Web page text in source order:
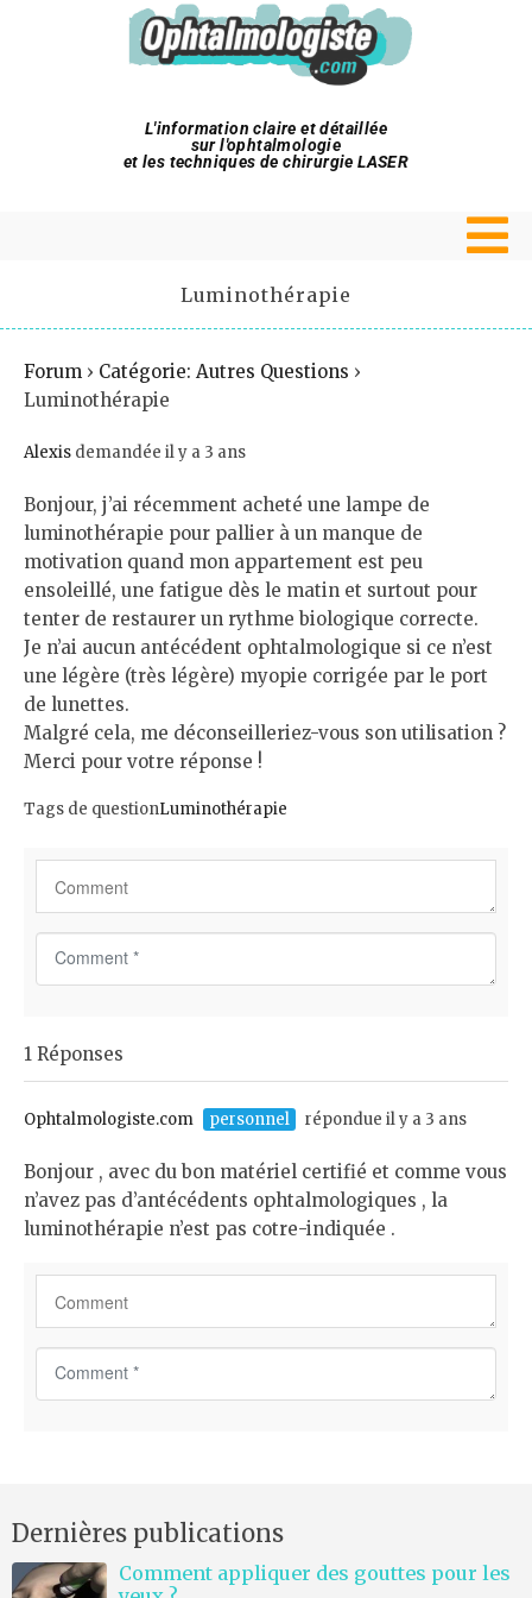
L'information claire et détaillée
sur l'ophtalmologie
et les techniques de chirurgie LASER
Luminothérapie
Forum › Catégorie: Autres Questions ›
Luminothérapie
Alexis demandée il y a 3 ans
Bonjour, j’ai récemment acheté une lampe de
luminothérapie pour pallier à un manque de
motivation quand mon appartement est peu
ensoleillé, une fatigue dès le matin et surtout pour
tenter de restaurer un rythme biologique correcte.
Je n’ai aucun antécédent ophtalmologique si ce n’est
une légère (très légère) myopie corrigée par le port
de lunettes.
Malgré cela, me déconseilleriez-vous son utilisation ?
Merci pour votre réponse !
Tags de questionLuminothérapie
e
n
t
1 Réponses
Ophtalmologiste.com personnel répondue il y a 3 ans
Bonjour , avec du bon matériel certifié et comme vous
n’avez pas d’antécédents ophtalmologiques , la
luminothérapie n’est pas cotre-indiquée .
t
*
Dernières publications
Comment appliquer des gouttes pour les